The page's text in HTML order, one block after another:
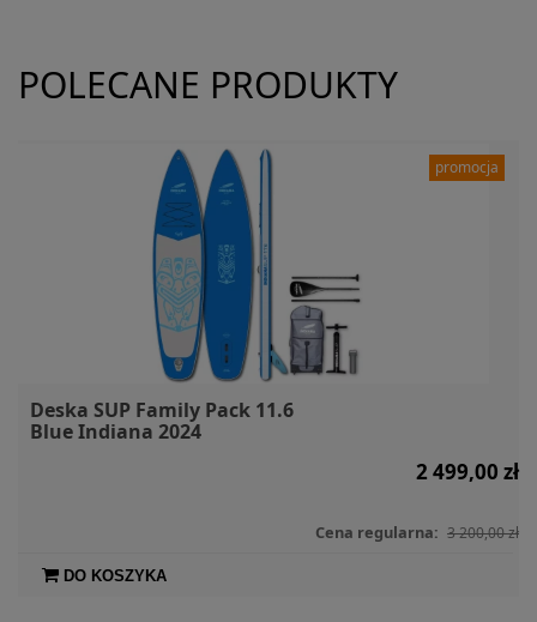
POLECANE PRODUKTY
Deska SUP Family Pack 11.6
Blue Indiana 2024
2 499,00 zł
Cena regularna: 3 200,00 zł
DO KOSZYKA
promocja